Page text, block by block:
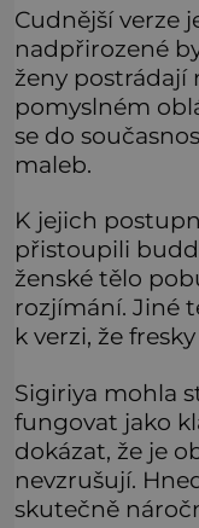
Cudnější verze
nadpřirozené
ženy postrádají
pomyslném
se do
maleb.
K jejich
přistoupili
ženské tělo
rozjímání. Jiné
k verzi, že
Sigiriya mohla
fungovat jako
dokázat, že je
nevzrušují.
skutečně